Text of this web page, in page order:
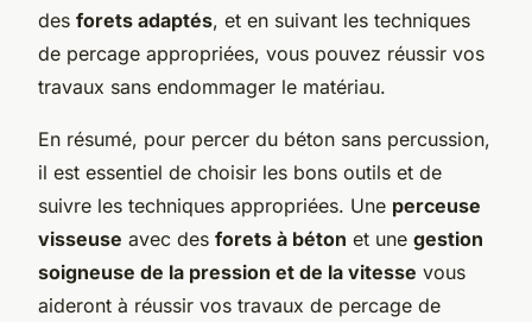
des forets adaptés, et en suivant les techniques
de percage appropriées, vous pouvez réussir vos
travaux sans endommager le matériau.
En résumé, pour percer du béton sans percussion,
il est essentiel de choisir les bons outils et de
suivre les techniques appropriées. Une perceuse
visseuse avec des forets à béton et une gestion
soigneuse de la pression et de la vitesse vous
aideront à réussir vos travaux de percage de